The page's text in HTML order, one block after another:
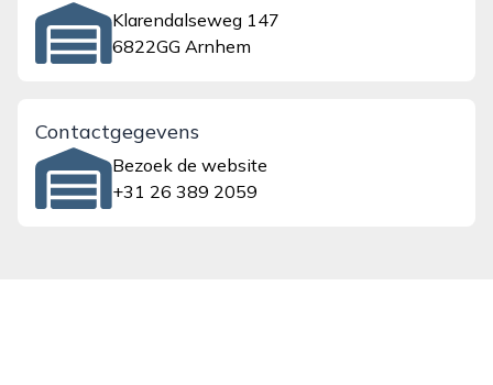
Klarendalseweg 147
6822GG Arnhem
Contactgegevens
Bezoek de website
+31 26 389 2059